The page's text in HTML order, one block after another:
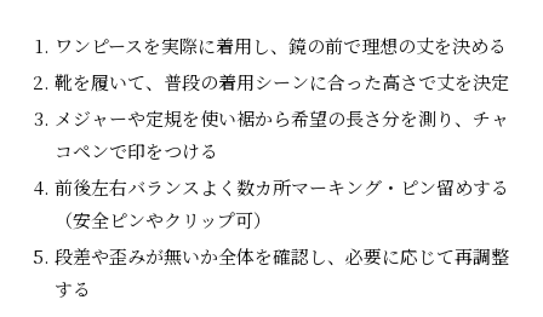
ワンピースを実際に着用し、鏡の前で理想の丈を決める
靴を履いて、普段の着用シーンに合った高さで丈を決定
メジャーや定規を使い裾から希望の長さ分を測り、チャ
コペンで印をつける
前後左右バランスよく数カ所マーキング・ピン留めする
（安全ピンやクリップ可）
段差や歪みが無いか全体を確認し、必要に応じて再調整
する